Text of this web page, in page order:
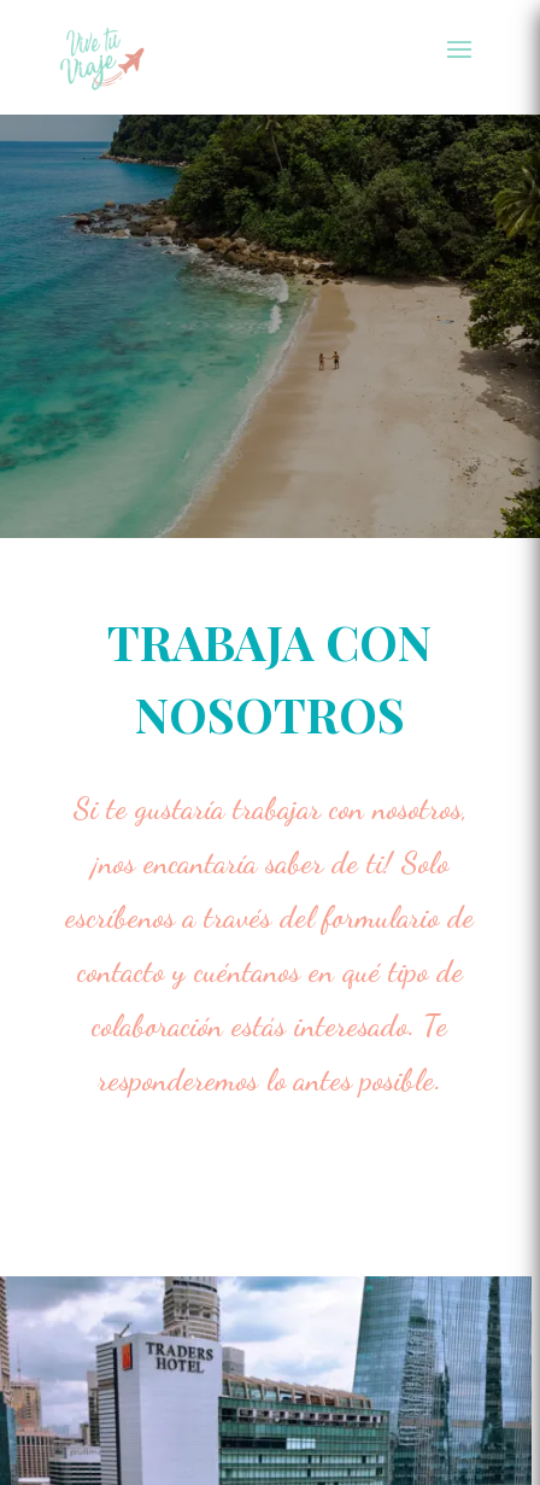
TRABAJA CON
NOSOTROS
Si te gustaría trabajar con nosotros,
¡nos encantaría saber de ti! Solo
escríbenos a través del formulario de
contacto y cuéntanos en qué tipo de
colaboración estás interesado. Te
responderemos lo antes posible.